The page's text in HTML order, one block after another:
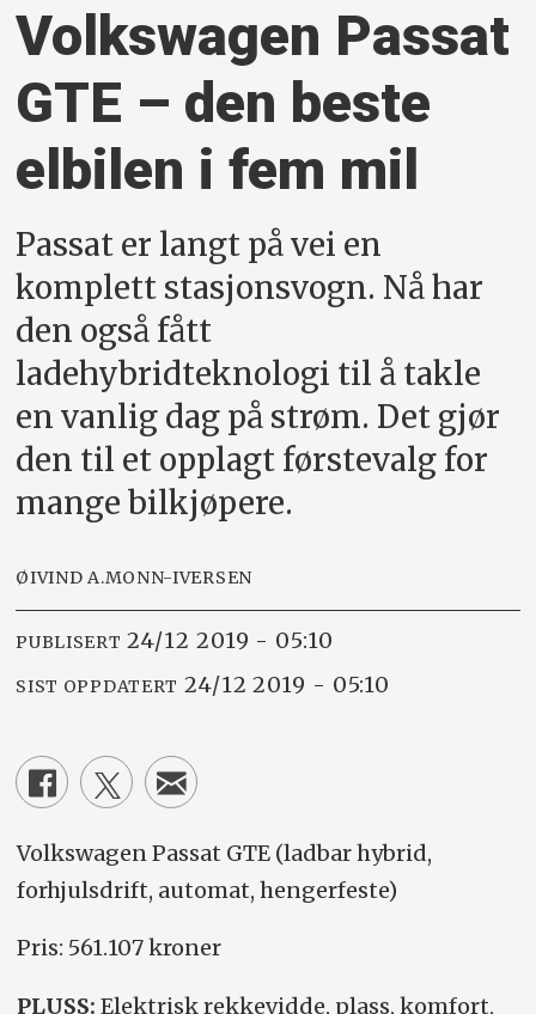
Volkswagen Passat
GTE – den beste
elbilen i fem mil
Passat er langt på vei en
komplett stasjonsvogn. Nå har
den også fått
ladehybridteknologi til å takle
en vanlig dag på strøm. Det gjør
den til et opplagt førstevalg for
mange bilkjøpere.
ØIVIND A.MONN-IVERSEN
PUBLISERT 24/12 2019 - 05:10
SIST OPPDATERT 24/12 2019 - 05:10
Volkswagen Passat GTE (ladbar hybrid,
forhjulsdrift, automat, hengerfeste)
Pris: 561.107 kroner
PLUSS: Elektrisk rekkevidde, plass, komfort,